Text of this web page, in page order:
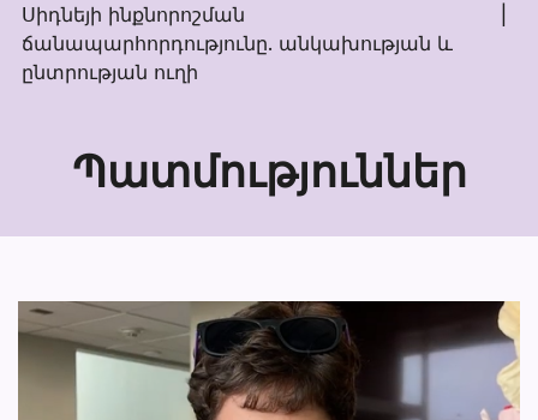
Սիդնեյի ինքնորոշման
ճանապարհորդությունը. անկախության և
ընտրության ուղի
Պատմություններ